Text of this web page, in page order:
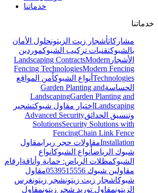
خدماتنا
خدماتنا
مشاركاتأشجار زيت الزيتونحلول الأمان
بالشبوكتقنيات تركيب الشبوكموردين
الأشجار
Landscaping ContractsModern
Fencing TechnologiesModern Fencing
Technologies أنواع الشبوكأمن المواقع
الحساسةGarden Planting and
LandscapingGarden Planting and
Landscaping اختيار مقاول شبوكتشجير
وتنسيق الحدائقAdvanced Security
SolutionsSecurity Solutions with
FencingChain Link Fence
Installationمقاولات حجر ربرابمقاول
شبوك الرياضأنواع الشبوكانواع
الشبوكمظلات الرياض: حماية وأناقة ارقام
مقاولين شبوك 0539515556
مقاول
شبوكاشجار زيت زيتونشجر زيتونغرس
الزيتونمقاول توريد شجر زيتونمقاول